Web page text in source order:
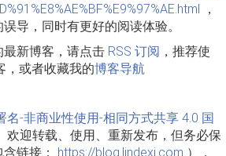
，
导，同时有更好的阅读体验。
新博客，请点击 RSS 订阅 ，推荐使
，或者收藏我的博客导航
名-非商业性使用-相同方式共享 4.0 国
欢迎转载、使用、重新发布，但务必保
链接： https://blog.lindexi.com ），